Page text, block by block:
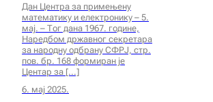
Дан Центра за примењену
математику и електронику – 5.
мај. – Тог дана 1967. године,
Наредбом државног секретара
за народну одбрану СФРЈ, стр.
пов. бр. 168 формиран је
Центар за
6. мај 2025.